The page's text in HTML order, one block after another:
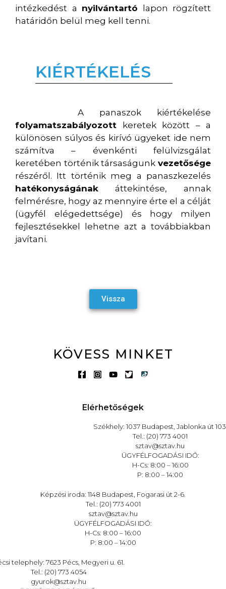
intézkedést a nyilvántartó lapon rögzített
határidőn belül meg kell tenni.
KIÉRTÉKELÉS
A panaszok kiértékelése
folyamatszabályozott keretek között – a
különösen súlyos és kirívó ügyeket ide nem
számítva – évenkénti felülvizsgálat
keretében történik társaságunk vezetősége
részéről. Itt történik meg a panaszkezelés
hatékonyságának áttekintése, annak
felmérésre, hogy az mennyire érte el a célját
(ügyfél elégedettsége) és hogy milyen
fejlesztésekkel lehetne azt a továbbiakban
javítani.
Vissza
KÖVESS MINKET
Elérhetőségek
Székhely: 1037 Budapest, Jablonka út
Tel.: (20) 773 4001
sztav@sztav.hu
ÜGYFÉLFOGADÁSI IDŐ:
H-Cs: 8:00 – 16:00
P: 8:00 – 14:00
Képzési iroda: 1148 Budapest, Fogarasi út 2-6.
Tel.: (20) 773 4001
sztav@sztav.hu
ÜGYFÉLFOGADÁSI IDŐ:
H-Cs: 8:00 – 16:00
P: 8:00 – 14:00
telephely: 7623 Pécs, Megyeri u. 61.
Tel.: (20) 773 4054
gyurok@sztav.hu